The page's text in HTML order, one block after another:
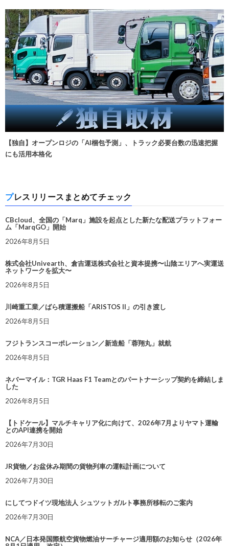
【独自】オープンロジの「AI梱包予測」、トラック必要台数の迅速把握
にも活用本格化
プレスリリースまとめてチェック
CBcloud、全国の「Marq」施設を起点とした新たな配送プラットフォー
ム「MarqGO」開始
2026年8月5日
株式会社Univearth、倉吉運送株式会社と資本提携〜山陰エリアへ実運送
ネットワークを拡大〜
2026年8月5日
川崎重工業／ばら積運搬船「ARISTOS II」の引き渡し
2026年8月5日
フジトランスコーポレーション／新造船「蓉翔丸」就航
2026年8月5日
ネバーマイル：TGR Haas F1 Teamとのパートナーシップ契約を締結しま
した
2026年8月5日
【トドケール】マルチキャリア化に向けて、2026年7月よりヤマト運輸
とのAPI連携を開始
2026年7月30日
JR貨物／お盆休み期間の貨物列車の運転計画について
2026年7月30日
にしてつドイツ現地法人 シュツットガルト事務所移転のご案内
2026年7月30日
NCA／日本発国際航空貨物燃油サーチャージ適用額のお知らせ（2026年